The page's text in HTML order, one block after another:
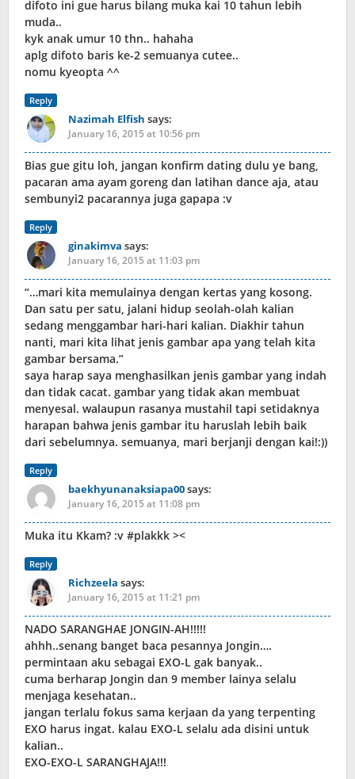
difoto ini gue harus bilang muka kai 10 tahun lebih
muda..
kyk anak umur 10 thn.. hahaha
aplg difoto baris ke-2 semuanya cutee..
nomu kyeopta ^^
Reply
Nazimah Elfish says:
January 16, 2015 at 10:56 pm
Bias gue gitu loh, jangan konfirm dating dulu ye bang,
pacaran ama ayam goreng dan latihan dance aja, atau
sembunyi2 pacarannya juga gapapa :v
Reply
ginakimva says:
January 16, 2015 at 11:03 pm
“…mari kita memulainya dengan kertas yang kosong.
Dan satu per satu, jalani hidup seolah-olah kalian
sedang menggambar hari-hari kalian. Diakhir tahun
nanti, mari kita lihat jenis gambar apa yang telah kita
gambar bersama.”
saya harap saya menghasilkan jenis gambar yang indah
dan tidak cacat. gambar yang tidak akan membuat
menyesal. walaupun rasanya mustahil tapi setidaknya
harapan bahwa jenis gambar itu haruslah lebih baik
dari sebelumnya. semuanya, mari berjanji dengan kai!:))
Reply
baekhyunanaksiapa00says:
January 16, 2015 at 11:08 pm
Muka itu Kkam? :v #plakkk ><
Reply
Richzeela says:
January 16, 2015 at 11:21 pm
NADO SARANGHAE JONGIN-AH!!!!!
ahhh..senang banget baca pesannya Jongin….
permintaan aku sebagai EXO-L gak banyak..
cuma berharap Jongin dan 9 member lainya selalu
menjaga kesehatan..
jangan terlalu fokus sama kerjaan da yang terpenting
EXO harus ingat. kalau EXO-L selalu ada disini untuk
kalian..
EXO-EXO-L SARANGHAJA!!!